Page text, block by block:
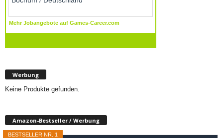
Werbung
Keine Produkte gefunden.
Amazon-Bestseller / Werbung
BESTSELLER NR. 1